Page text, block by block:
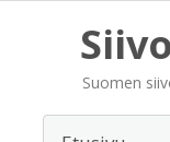
Suomen